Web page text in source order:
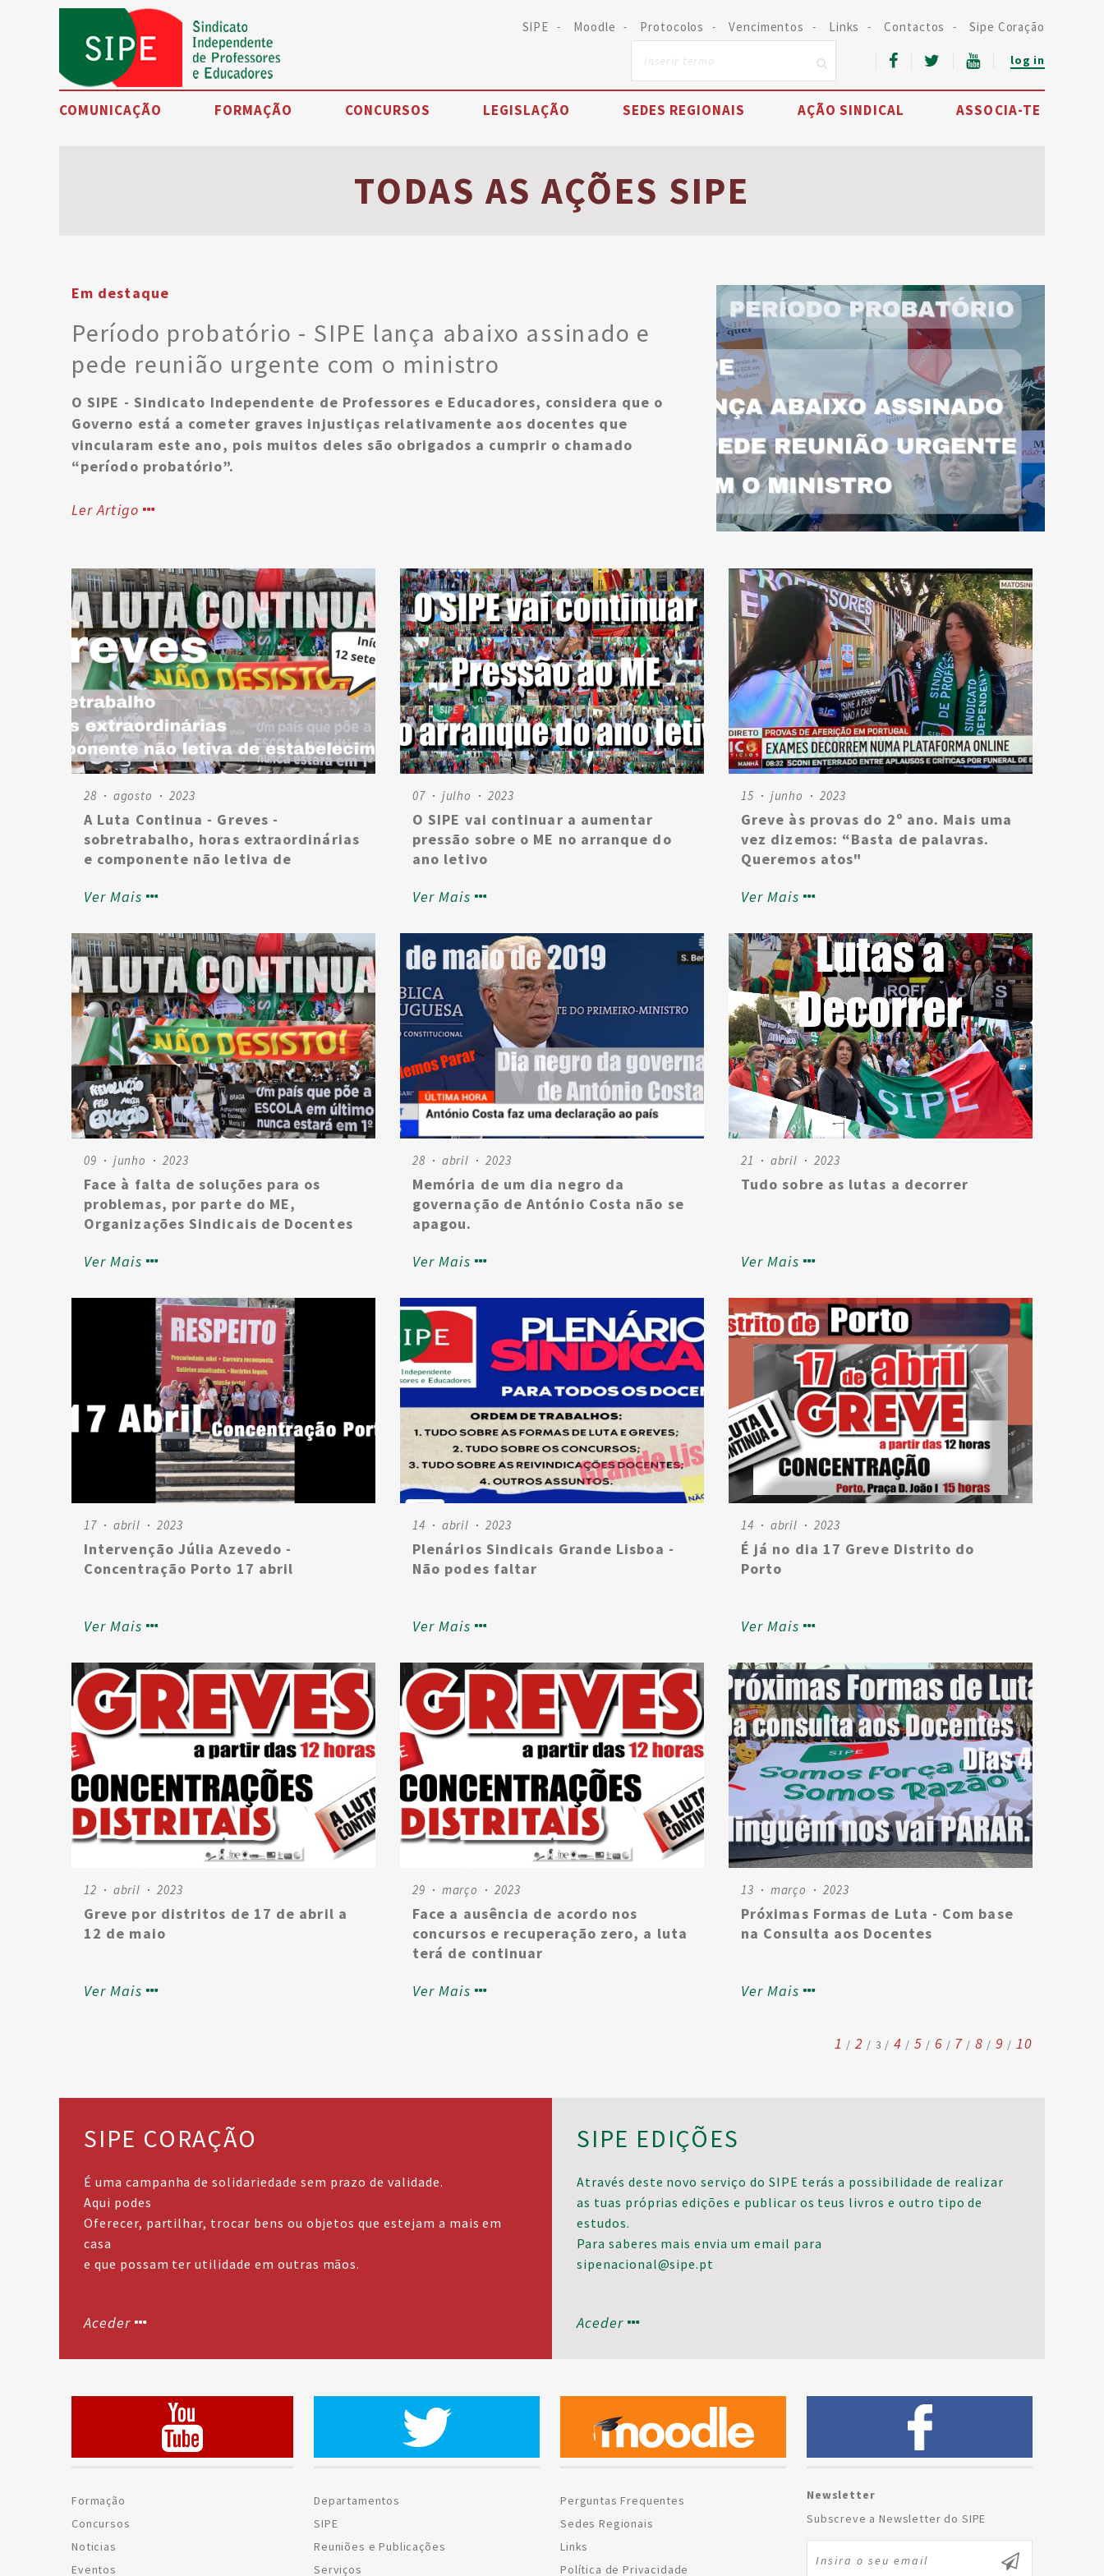
SIPE Moodle Protocolos Vencimentos Links Contactos Sipe Coração
log in
COMUNICAÇÃO
Petições
Testemunhos
FORMAÇÃO CONCURSOS LEGISLAÇÃO SEDES REGIONAIS AÇÃO SINDICAL ASSOCIA-TE
TODAS AS AÇÕES SIPE
Em destaque
Período probatório - SIPE lança abaixo assinado e
pede reunião urgente com o ministro
O SIPE - Sindicato Independente de Professores e Educadores, considera que o
Governo está a cometer graves injustiças relativamente aos docentes que
vincularam este ano, pois muitos deles são obrigados a cumprir o chamado
“período probatório”.
Para o Sindicato, a exigência do período probatório por parte do Governo prende-se,
ano.
Após comunicção ao Ministério da Educação destas injustiças, o SIPE lança abaixo
assinado e pede reunião urgente com o Ministro da Educação.
Não Podemos Parar.
@Todos Unidos Conseguimos
Assina já o abaixo assinado.
Ler Artigo
28 agosto 2023
A Luta Continua - Greves -
sobretrabalho, horas extraordinárias
e componente não letiva de
Ver Mais
07 julho 2023
O SIPE vai continuar a aumentar
pressão sobre o ME no arranque do
ano letivo
Ver Mais
15 junho 2023
Greve às provas do 2º ano. Mais uma
vez dizemos: “Basta de palavras.
Queremos atos"
Ver Mais
09 junho 2023
Face à falta de soluções para os
problemas, por parte do ME,
Organizações Sindicais de Docentes
Ver Mais
28 abril 2023
Memória de um dia negro da
governação de António Costa não se
apagou.
Ver Mais
21 abril 2023
Tudo sobre as lutas a decorrer
Ver Mais
17 abril 2023
Intervenção Júlia Azevedo -
Concentração Porto 17 abril
Ver Mais
14 abril 2023
Plenários Sindicais Grande Lisboa -
Não podes faltar
Ver Mais
14 abril 2023
É já no dia 17 Greve Distrito do
Porto
Ver Mais
12 abril 2023
Greve por distritos de 17 de abril a
12 de maio
Ver Mais
29 março 2023
Face a ausência de acordo nos
concursos e recuperação zero, a luta
terá de continuar
Ver Mais
13 março 2023
Próximas Formas de Luta - Com base
na Consulta aos Docentes
Ver Mais
1 2 3 4 5 6 7 8 9 10
SIPE CORAÇÃO
É uma campanha de solidariedade sem prazo de validade.
Aqui podes
Oferecer, partilhar, trocar bens ou objetos que estejam a mais em
casa
e que possam ter utilidade em outras mãos.
Aceder
SIPE EDIÇÕES
Através deste novo serviço do SIPE terás a possibilidade de realizar
as tuas próprias edições e publicar os teus livros e outro tipo de
estudos.
Para saberes mais envia um email para
sipenacional@sipe.pt
Aceder
Formação
Concursos
Noticias
Eventos
Departamentos
SIPE
Reuniões e Publicações
Serviços
Perguntas Frequentes
Sedes Regionais
Links
Política de Privacidade
Newsletter
Subscreve a Newsletter do SIPE